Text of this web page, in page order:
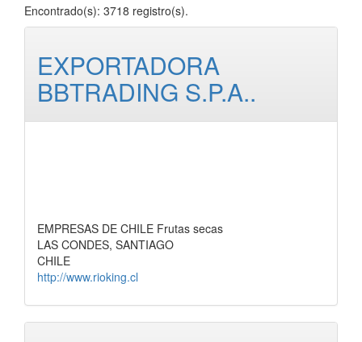
Encontrado(s): 3718 registro(s).
EXPORTADORA
BBTRADING S.P.A..
EMPRESAS DE CHILE Frutas secas
LAS CONDES, SANTIAGO
CHILE
http://www.rioking.cl